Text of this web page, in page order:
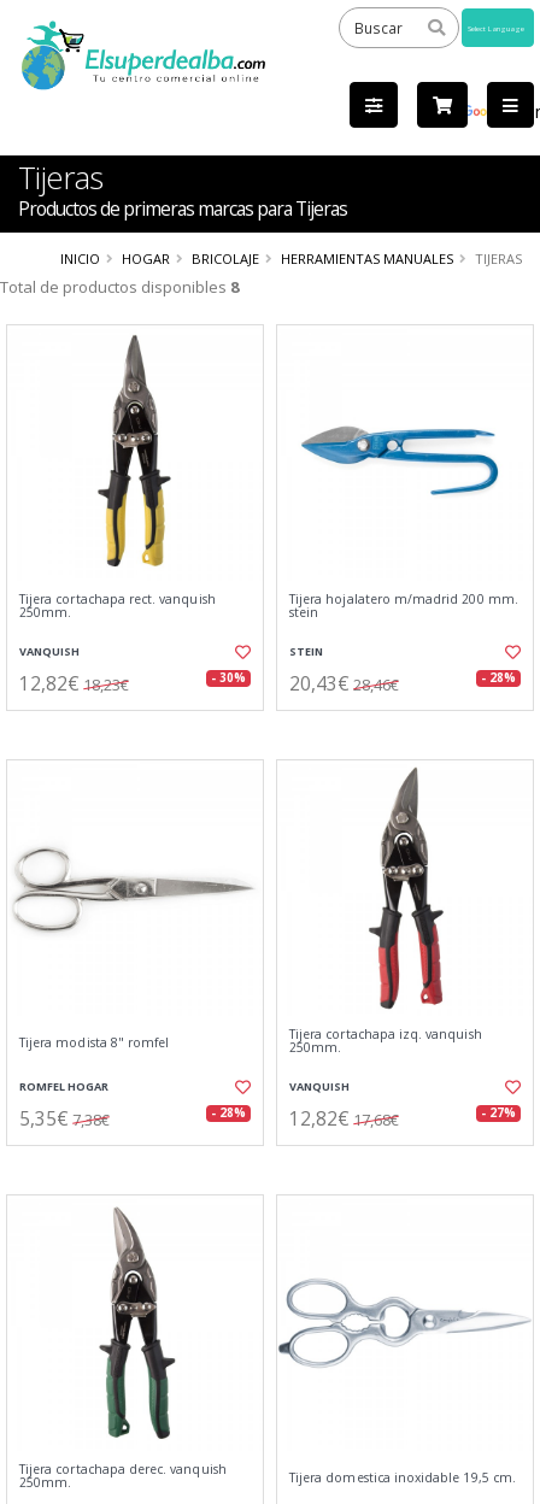
by
Tijeras
Productos de primeras marcas para Tijeras
INICIO HOGAR BRICOLAJE HERRAMIENTAS MANUALES TIJERAS
Total de productos disponibles 8
Tijera cortachapa rect. vanquish
250mm.
VANQUISH
12,82€ 18,23€ - 30%
Tijera hojalatero m/madrid 200 mm.
stein
STEIN
20,43€ 28,46€ - 28%
Tijera modista 8" romfel
ROMFEL HOGAR
5,35€ 7,38€ - 28%
Tijera cortachapa izq. vanquish
250mm.
VANQUISH
12,82€ 17,68€ - 27%
Tijera cortachapa derec. vanquish
250mm. Tijera domestica inoxidable 19,5 cm.